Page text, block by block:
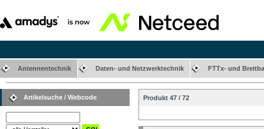
Antennentechnik Daten- und Netzwerktechnik FTTx- und
Artikelsuche / Webcode Produkt 47 / 72